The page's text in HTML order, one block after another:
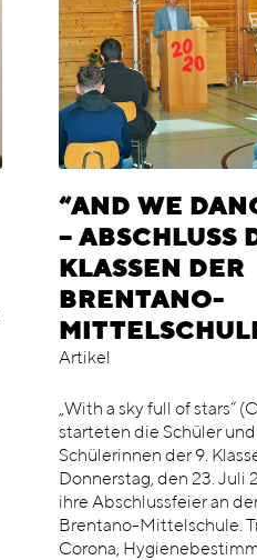
“AND WE
– ABSCHLUSS
KLASSEN DER
BRENTANO-
Artikel
„With a sky full of stars“
starteten die Schüler und
Schülerinnen der 9.
Donnerstag, den 23. Juli
ihre Abschlussfeier an
Brentano-Mittelschule.
Corona,